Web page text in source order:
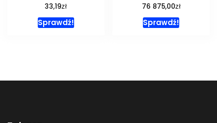
33,19zł
Sprawdź!
76 875,00zł
Sprawdź!